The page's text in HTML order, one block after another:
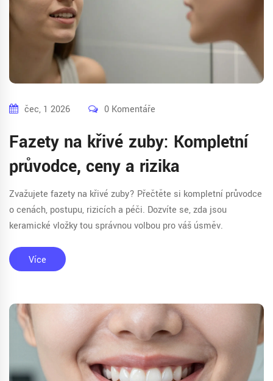
čec, 1 2026 0 Komentáře
Fazety na křivé zuby: Kompletní
průvodce, ceny a rizika
Zvažujete fazety na křivé zuby? Přečtěte si kompletní průvodce
o cenách, postupu, rizicích a péči. Dozvíte se, zda jsou
keramické vložky tou správnou volbou pro váš úsměv.
Více